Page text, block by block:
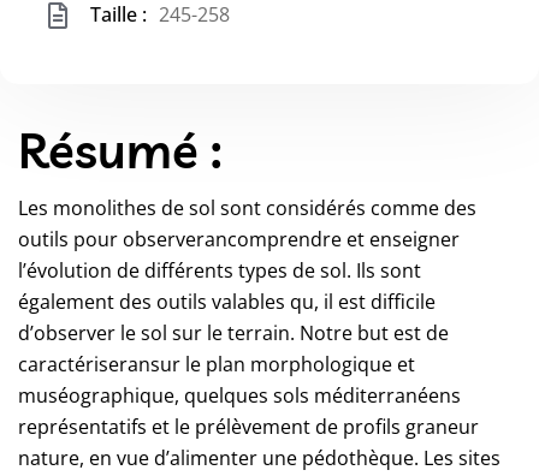
Taille : 245-258
Résumé :
Les monolithes de sol sont considérés comme des
outils pour observerancomprendre et enseigner
l’évolution de différents types de sol. Ils sont
également des outils valables qu, il est difficile
d’observer le sol sur le terrain. Notre but est de
caractériseransur le plan morphologique et
muséographique, quelques sols méditerranéens
représentatifs et le prélèvement de profils graneur
nature, en vue d’alimenter une pédothèque. Les sites